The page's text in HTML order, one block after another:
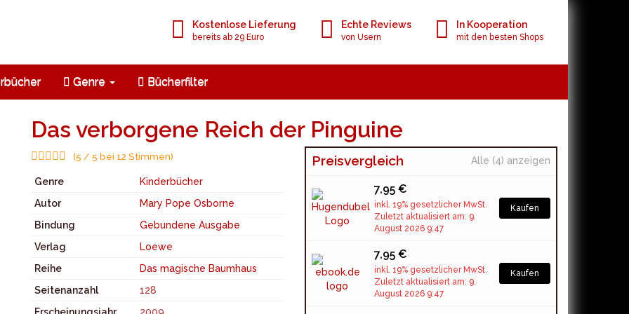
Kostenlose Lieferung
bereits ab 29 Euro
Echte Reviews
von Usern
In Kooperation
mit den besten Shops
Genre Bücherfilter
Das verborgene Reich der Pinguine
(5 / 5 bei 12 Stimmen) Alle (4) anzeigen
Preisvergleich
7,95 €
inkl. 19% gesetzlicher MwSt.
Zuletzt aktualisiert am: 9.
August 2026 9:47
Kaufen
7,95 €
inkl. 19% gesetzlicher MwSt.
Zuletzt aktualisiert am: 9.
August 2026 9:47
Kaufen
Genre
Kinderbücher
Autor
Mary Pope Osborne
Bindung
Gebundene Ausgabe
Verlag
Loewe
Reihe
Das magische Baumhaus
Seitenanzahl
128